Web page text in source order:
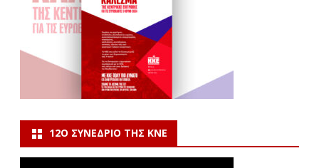
12Ο ΣΥΝΈΔΡΙΟ ΤΗΣ ΚΝΕ